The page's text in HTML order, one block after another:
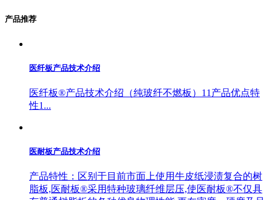
产品推荐
医纤板产品技术介绍
医纤板®产品技术介绍（纯玻纤不燃板）11产品优点特
性1...
医耐板产品技术介绍
产品特性：区别于目前市面上使用牛皮纸浸渍复合的树
脂板,医耐板®采用特种玻璃纤维层压,使医耐板®不仅具